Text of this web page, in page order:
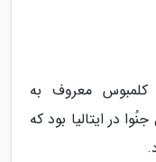
کلمبوس معروف به
در ایتالیا بود که